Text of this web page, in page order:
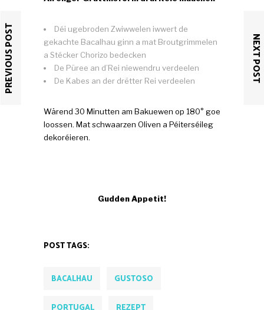
Déi ugebroden Zwiwwelen iwwert de
gekachte Bacalhau ginn a mat Broutgrimmelen
a Stécker Chorizo bedecken
De Püree an d’Rei niewendru verdeelen
De Kabes an der drëtter Rei verdeelen
Wärend 30 Minutten am Bakuewen op 180° goe
loossen. Mat schwaarzen Oliven a Péiterséileg
dekoréieren.
Gudden Appetit!
POST TAGS:
BACALHAU GUSTOSO
PREVIOUS POST NEXT POST